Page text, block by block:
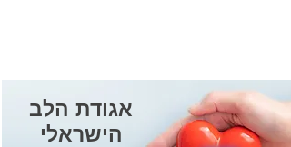
אגודת הלב
הישראלי